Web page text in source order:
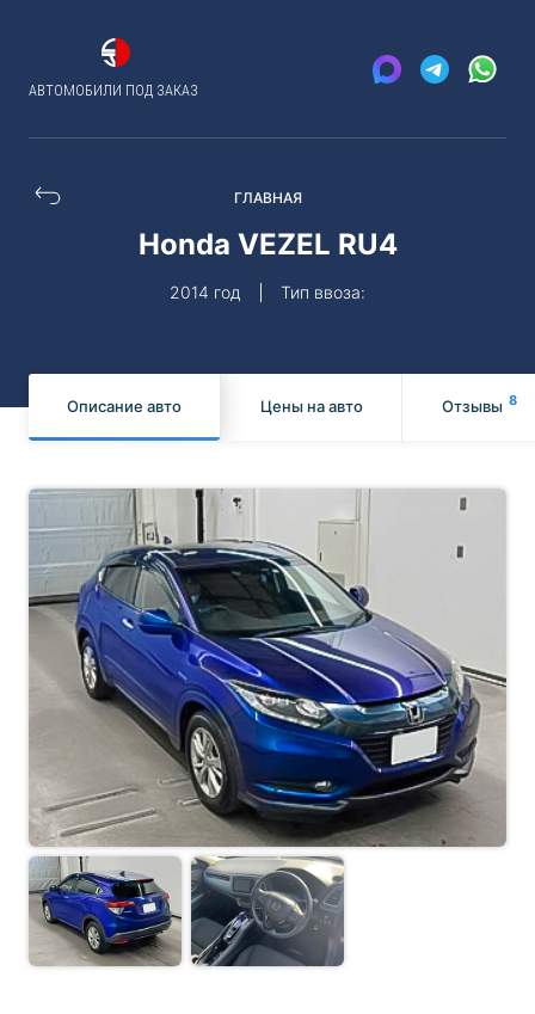
АВТОМОБИЛИ ПОД ЗАКАЗ
ГЛАВНАЯ
Honda VEZEL RU4
2014 год Тип ввоза:
Описание авто Цены на авто Отзывы 8